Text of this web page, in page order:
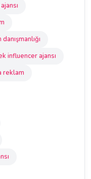
influencer ajansı
reklam